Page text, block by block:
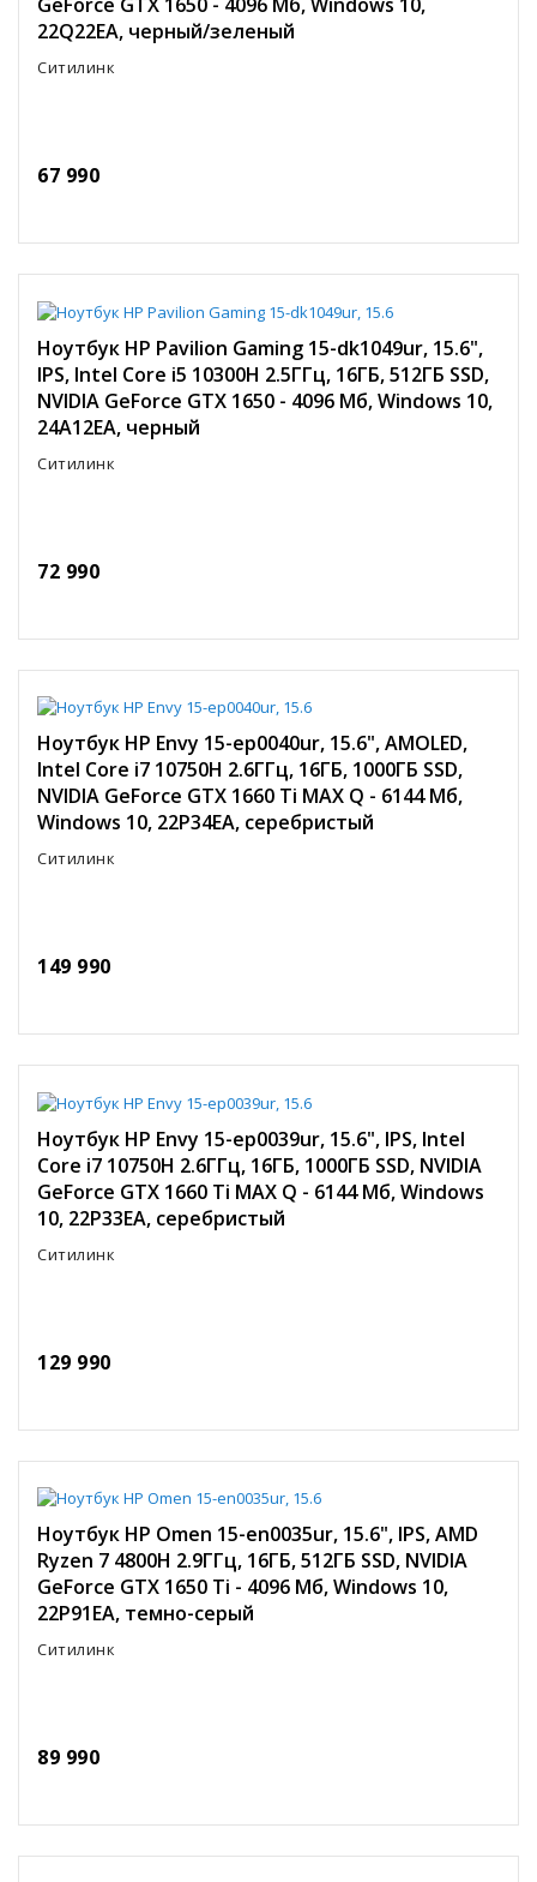
22Q22EA, черный/зеленый
Ситилинк
67 990
Ноутбук HP Pavilion Gaming 15-dk1049ur, 15.6",
IPS, Intel Core i5 10300H 2.5ГГц, 16ГБ, 512ГБ SSD,
NVIDIA GeForce GTX 1650 - 4096 Мб, Windows 10,
24A12EA, черный
Ситилинк
72 990
Ноутбук HP Envy 15-ep0040ur, 15.6", AMOLED,
Intel Core i7 10750H 2.6ГГц, 16ГБ, 1000ГБ SSD,
NVIDIA GeForce GTX 1660 Ti MAX Q - 6144 Мб,
Windows 10, 22P34EA, серебристый
Ситилинк
149 990
Ноутбук HP Envy 15-ep0039ur, 15.6", IPS, Intel
Core i7 10750H 2.6ГГц, 16ГБ, 1000ГБ SSD, NVIDIA
GeForce GTX 1660 Ti MAX Q - 6144 Мб, Windows
10, 22P33EA, серебристый
Ситилинк
129 990
Ноутбук HP Omen 15-en0035ur, 15.6", IPS, AMD
Ryzen 7 4800H 2.9ГГц, 16ГБ, 512ГБ SSD, NVIDIA
GeForce GTX 1650 Ti - 4096 Мб, Windows 10,
22P91EA, темно-серый
Ситилинк
89 990